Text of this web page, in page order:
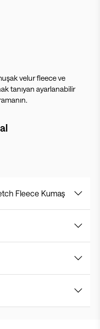
velur fleece ve
tanıyan ayarlanabilir
Fleece Kumaş